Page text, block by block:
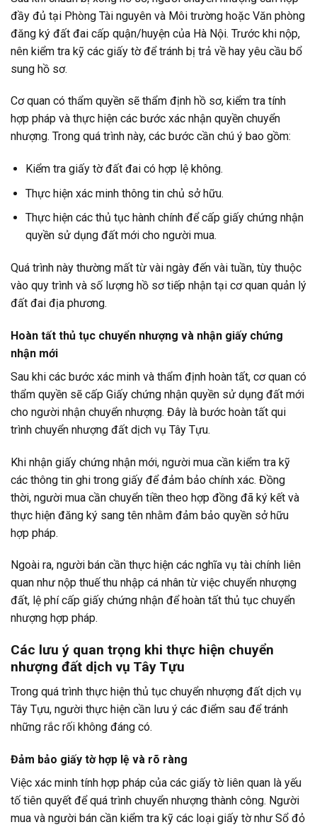
đầy đủ tại Phòng Tài nguyên và Môi trường hoặc Văn phòng
đăng ký đất đai cấp quận/huyện của Hà Nội. Trước khi nộp,
nên kiểm tra kỹ các giấy tờ để tránh bị trả về hay yêu cầu bổ
sung hồ sơ.
Cơ quan có thẩm quyền sẽ thẩm định hồ sơ, kiểm tra tính
hợp pháp và thực hiện các bước xác nhận quyền chuyển
nhượng. Trong quá trình này, các bước cần chú ý bao gồm:
Kiểm tra giấy tờ đất đai có hợp lệ không.
Thực hiện xác minh thông tin chủ sở hữu.
Thực hiện các thủ tục hành chính để cấp giấy chứng nhận
quyền sử dụng đất mới cho người mua.
Quá trình này thường mất từ vài ngày đến vài tuần, tùy thuộc
vào quy trình và số lượng hồ sơ tiếp nhận tại cơ quan quản lý
đất đai địa phương.
Hoàn tất thủ tục chuyển nhượng và nhận giấy chứng
nhận mới
Sau khi các bước xác minh và thẩm định hoàn tất, cơ quan có
thẩm quyền sẽ cấp Giấy chứng nhận quyền sử dụng đất mới
cho người nhận chuyển nhượng. Đây là bước hoàn tất qui
trình chuyển nhượng đất dịch vụ Tây Tựu.
Khi nhận giấy chứng nhận mới, người mua cần kiểm tra kỹ
các thông tin ghi trong giấy để đảm bảo chính xác. Đồng
thời, người mua cần chuyển tiền theo hợp đồng đã ký kết và
thực hiện đăng ký sang tên nhằm đảm bảo quyền sở hữu
hợp pháp.
Ngoài ra, người bán cần thực hiện các nghĩa vụ tài chính liên
quan như nộp thuế thu nhập cá nhân từ việc chuyển nhượng
đất, lệ phí cấp giấy chứng nhận để hoàn tất thủ tục chuyển
nhượng hợp pháp.
Các lưu ý quan trọng khi thực hiện chuyển
nhượng đất dịch vụ Tây Tựu
Trong quá trình thực hiện thủ tục chuyển nhượng đất dịch vụ
Tây Tựu, người thực hiện cần lưu ý các điểm sau để tránh
những rắc rối không đáng có.
Đảm bảo giấy tờ hợp lệ và rõ ràng
Việc xác minh tính hợp pháp của các giấy tờ liên quan là yếu
tố tiên quyết để quá trình chuyển nhượng thành công. Người
mua và người bán cần kiểm tra kỹ các loại giấy tờ như Sổ đỏ